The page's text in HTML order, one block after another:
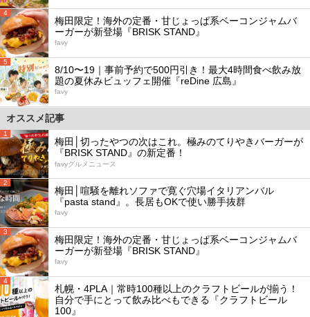
4
梅田限定！海外の定番・甘じょっぱ系ベーコンジャムバ
ーガーが新登場『BRISK STAND』
favy
5
8/10〜19｜事前予約で500円引き！最大4時間食べ飲み放
題の夏休みビュッフェ開催『reDine 広島』
favy
オススメ記事
1
梅田│切ったやつの次はこれ。極みのてりやきバーガーが
『BRISK STAND』の新定番！
favyグルメニュース
2
梅田│喧騒を離れソファで寛ぐ穴場イタリアンバル
『pasta stand』。長居もOKで使い勝手抜群
favy
3
梅田限定！海外の定番・甘じょっぱ系ベーコンジャムバ
ーガーが新登場『BRISK STAND』
favy
4
札幌・4PLA｜常時100種以上のクラフトビールが揃う！
自分で手にとって飲み比べもできる『クラフトビール
100』